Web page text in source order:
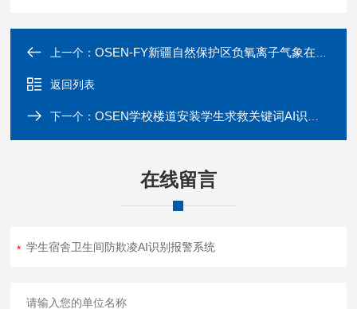
上一个：OSEN-FY新疆自然保护区负氧离子气象在线监测系统
返回列表
下一个：OSEN学校楼道安装学生求救关键词AI识别报警系统
在线留言